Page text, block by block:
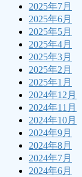
2025年7月
2025年6月
2025年5月
2025年4月
2025年3月
2025年2月
2025年1月
2024年12月
2024年11月
2024年10月
2024年9月
2024年8月
2024年7月
2024年6月